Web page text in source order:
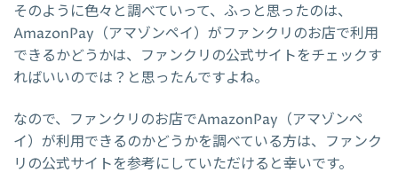
そのように色々と調べていって、ふっと思ったのは、
AmazonPay（アマゾンペイ）がファンクリのお店で利用
できるかどうかは、ファンクリの公式サイトをチェックす
ればいいのでは？と思ったんですよね。
なので、ファンクリのお店でAmazonPay（アマゾンペ
イ）が利用できるのかどうかを調べている方は、ファンク
リの公式サイトを参考にしていただけると幸いです。